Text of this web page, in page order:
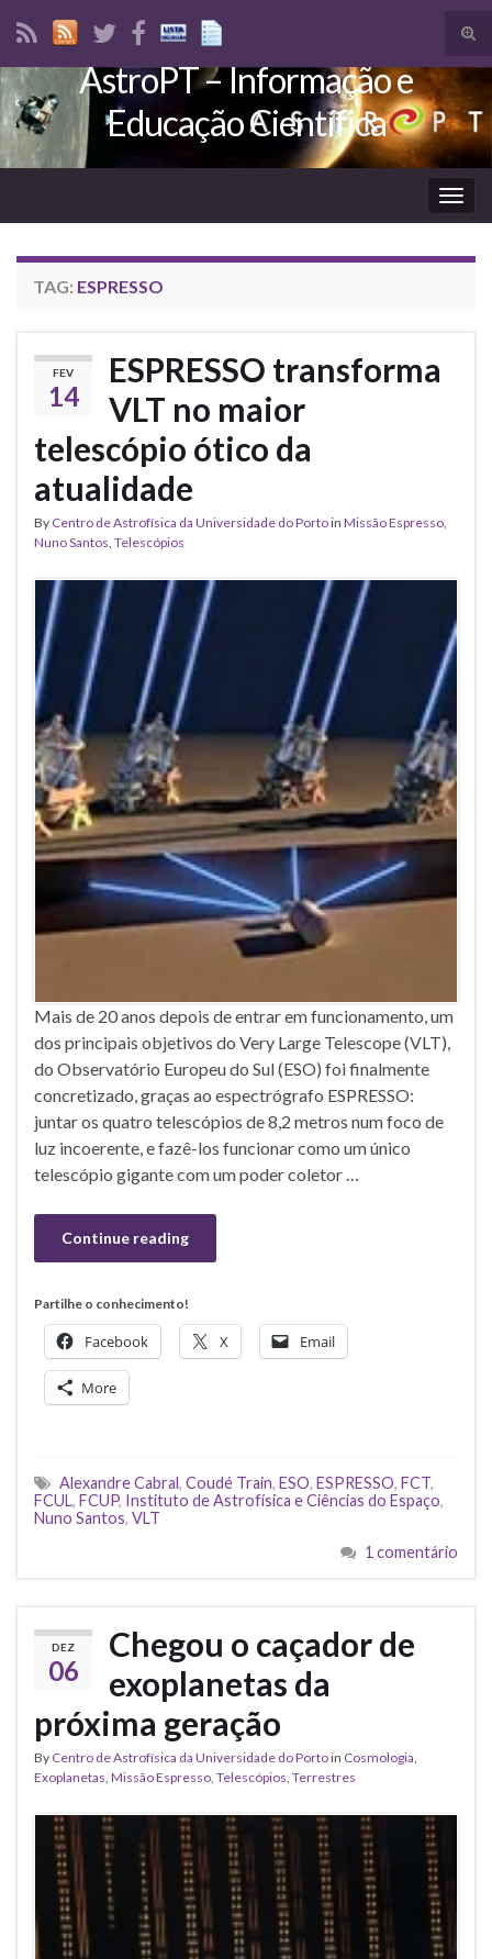
Search for:
AstroPT – Informação e
Educação Científica
TAG: ESPRESSO
FEV
14
ESPRESSO transforma
VLT no maior
telescópio ótico da
atualidade
By Centro de Astrofísica da Universidade do Portoin Missão Espresso,
Nuno Santos, Telescópios
Mais de 20 anos depois de entrar em funcionamento, um
dos principais objetivos do Very Large Telescope (VLT),
do Observatório Europeu do Sul (ESO) foi finalmente
concretizado, graças ao espectrógrafo ESPRESSO:
juntar os quatro telescópios de 8,2 metros num foco de
luz incoerente, e fazê-los funcionar como um único
telescópio gigante com um poder coletor …
Continue reading
Partilhe o conhecimento!
Facebook X Email
More
Alexandre Cabral, Coudé Train, ESO, ESPRESSO, FCT,
FCUL, FCUP, Instituto de Astrofísica e Ciências do Espaço,
Nuno Santos, VLT
1 comentário
DEZ
06
Chegou o caçador de
exoplanetas da
próxima geração
By Centro de Astrofísica da Universidade do Portoin Cosmologia,
Exoplanetas, Missão Espresso, Telescópios, Terrestres